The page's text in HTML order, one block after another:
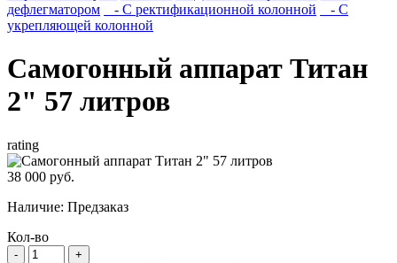
дефлегматором
- С ректификационной колонной
- С
укрепляющей колонной
Самогонный аппарат Титан
2" 57 литров
rating
38 000 руб.
Наличие: Предзаказ
Кол-во